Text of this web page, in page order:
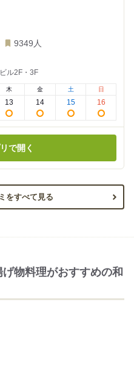
9349 人
ル2F・3F
木
13
金
14
土
15
日
16
で開く
をすべて見る
物料理がおすすめの和